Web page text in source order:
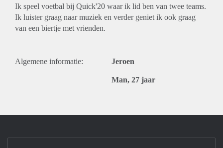
Ik speel voetbal bij Quick'20 waar ik lid ben van twee teams.
Ik luister graag naar muziek en verder geniet ik ook graag
van een biertje met vrienden.
Algemene informatie: Jeroen
Man, 27 jaar